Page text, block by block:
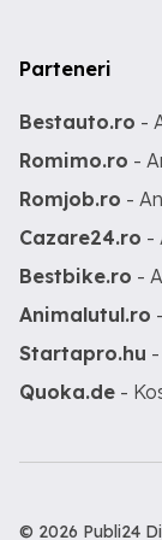
Parteneri
Bestauto.ro -
Romimo.ro -
Romjob.ro -
Cazare24.ro -
Bestbike.ro -
Animalutul.ro
Startapro.hu
Quoka.de -
© 2026 Publi24